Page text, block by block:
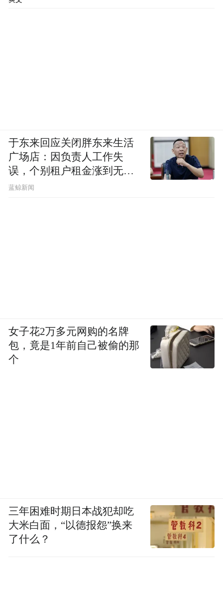
于东来回应关闭胖东来生活
广场店：因负责人工作失
误，个别租户租金涨到无法
想象
蓝鲸新闻
女子花2万多元网购的名牌
包，竟是1年前自己被偷的那
个
三年困难时期日本战犯却吃
大米白面，“以德报怨”换来
了什么？